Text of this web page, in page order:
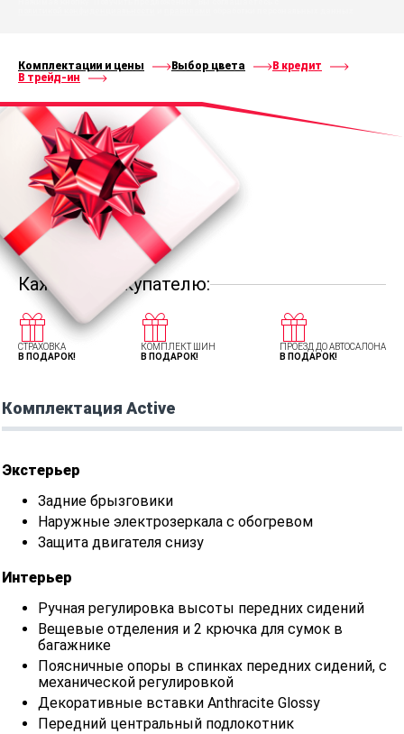
Комплектации и цены Выбор цвета
В кредит
В трейд-ин
Каждому покупателю:
СТРАХОВКА
В ПОДАРОК!
КОМПЛЕКТ ШИН
В ПОДАРОК!
ПРОЕЗД ДО АВТОСАЛОНА
В ПОДАРОК!
Комплектация Active
Экстерьер
Задние брызговики
Наружные электрозеркала с обогревом
Защита двигателя снизу
Интерьер
Ручная регулировка высоты передних сидений
Вещевые отделения и 2 крючка для сумок в
багажнике
Поясничные опоры в спинках передних сидений, с
механической регулировкой
Декоративные вставки Anthracite Glossy
Передний центральный подлокотник